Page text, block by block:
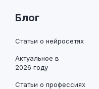
Блог
Статьи о нейросетях
Актуальное в
2026 году
Статьи о профессиях